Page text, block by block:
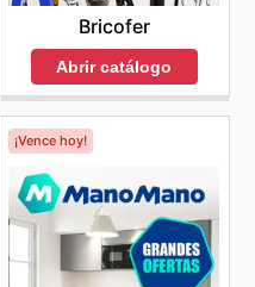
Bricofer
Abrir catálogo
¡Vence hoy!